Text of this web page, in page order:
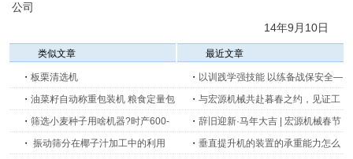
公司
14年9月10日
类似文章
・ 板栗清选机
・ 油菜籽自动称重包装机 粮食定量包
装称
・ 筛选小麦种子用啥机器?时产600-
700kg麦种精选机 粮食种子精选机厂
・ 振动筛分在椰子汁加工中的利用
最近文章
・ 以训践学强技能 以练备战保安全—
新乡宏源机械开展生产消防安全培训
及消防演练
・ 与宏源机械共赴暮春之约，见证工
业创新的力量
・ 辞旧迎新·马年大吉 | 宏源机械春节
放假安排公告
・ 垂直提升机的装置的承重能力怎么